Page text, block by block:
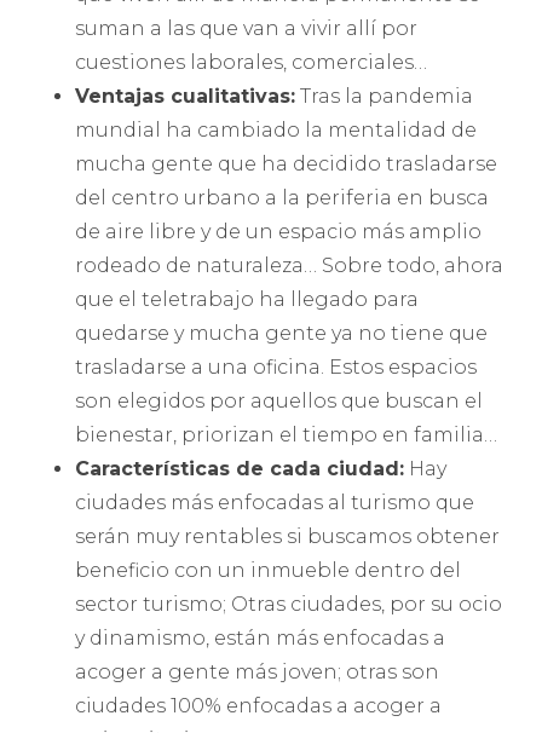
suman a las que van a vivir allí por
cuestiones laborales, comerciales…
Ventajas cualitativas: Tras la pandemia
mundial ha cambiado la mentalidad de
mucha gente que ha decidido trasladarse
del centro urbano a la periferia en busca
de aire libre y de un espacio más amplio
rodeado de naturaleza… Sobre todo, ahora
que el teletrabajo ha llegado para
quedarse y mucha gente ya no tiene que
trasladarse a una oficina. Estos espacios
son elegidos por aquellos que buscan el
bienestar, priorizan el tiempo en familia…
Características de cada ciudad: Hay
ciudades más enfocadas al turismo que
serán muy rentables si buscamos obtener
beneficio con un inmueble dentro del
sector turismo; Otras ciudades, por su ocio
y dinamismo, están más enfocadas a
acoger a gente más joven; otras son
ciudades 100% enfocadas a acoger a